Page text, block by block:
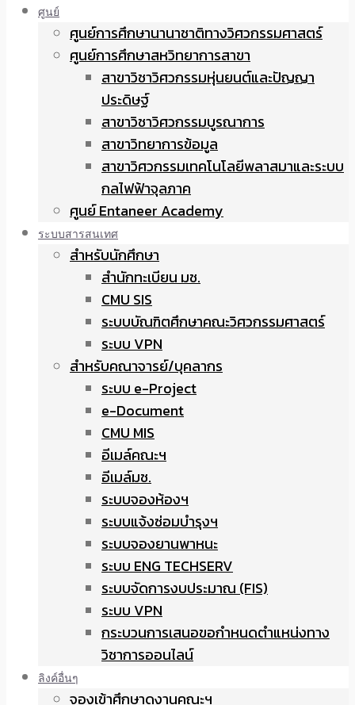
ศูนย์
ศูนย์การศึกษานานาชาติทางวิศวกรรมศาสตร์
ศูนย์การศึกษาสหวิทยาการสาขา
สาขาวิชาวิศวกรรมหุ่นยนต์และปัญญา
ประดิษฐ์
สาขาวิชาวิศวกรรมบูรณาการ
สาขาวิทยาการข้อมูล
สาขาวิศวกรรมเทคโนโลยีพลาสมาและระบบ
กลไฟฟ้าจุลภาค
ศูนย์ Entaneer Academy
ระบบสารสนเทศ
สำหรับนักศึกษา
สำนักทะเบียน มช.
CMU SIS
ระบบบัณฑิตศึกษาคณะวิศวกรรมศาสตร์
ระบบ VPN
สำหรับคณาจารย์/บุคลากร
ระบบ e-Project
e-Document
CMU MIS
อีเมล์คณะฯ
อีเมล์มช.
ระบบจองห้องฯ
ระบบแจ้งซ่อมบำรุงฯ
ระบบจองยานพาหนะ
ระบบ ENG TECHSERV
ระบบจัดการงบประมาณ (FIS)
ระบบ VPN
กระบวนการเสนอขอกำหนดตำแหน่งทาง
วิชาการออนไลน์
ลิงค์อื่นๆ
จองเข้าศึกษาดูงานคณะฯ